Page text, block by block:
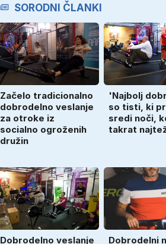
SORODNI ČLANKI
Začelo tradicionalno
dobrodelno veslanje
za otroke iz
socialno ogroženih
družin
'Najbolj
so tisti, ki
sredi noči,
takrat
Dobrodelno veslanje
Dobrodelni